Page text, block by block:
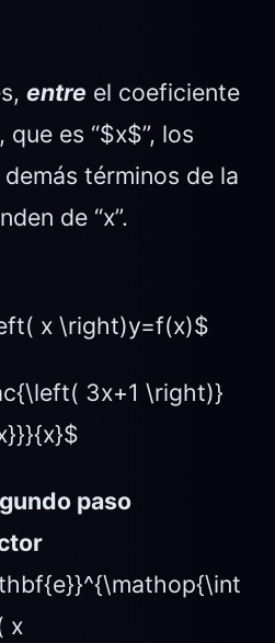
entre el coeficiente
es “$x$”, los
términos de la
de “x”.
x \right)y=f(x)$
3x+1 \right)}
paso
x